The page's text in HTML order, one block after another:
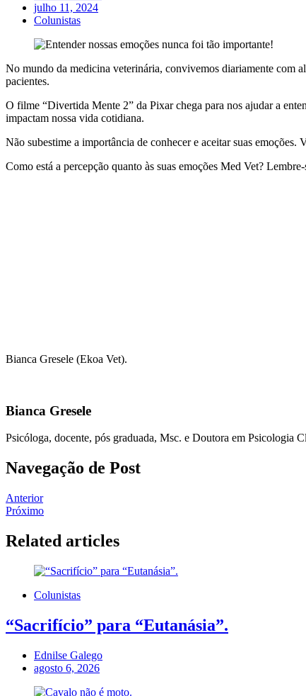
julho 11, 2024
Colunistas
No mundo da medicina veterinária, convivemos diariamente com
pacientes.
O filme “Divertida Mente 2” da Pixar chega para nos ajudar a
impactam nossa vida cotidiana.
Não subestime a importância de conhecer e aceitar suas
Como está a percepção quanto às suas emoções Med Vet?
Bianca Gresele (Ekoa Vet).
Bianca Gresele
Psicóloga, docente, pós graduada, Msc. e Doutora em Psicologia
Navegação de Post
Anterior
Próximo
Related articles
Colunistas
“Sacrifício” para “Eutanásia”.
Ednilse Galego
agosto 6, 2026